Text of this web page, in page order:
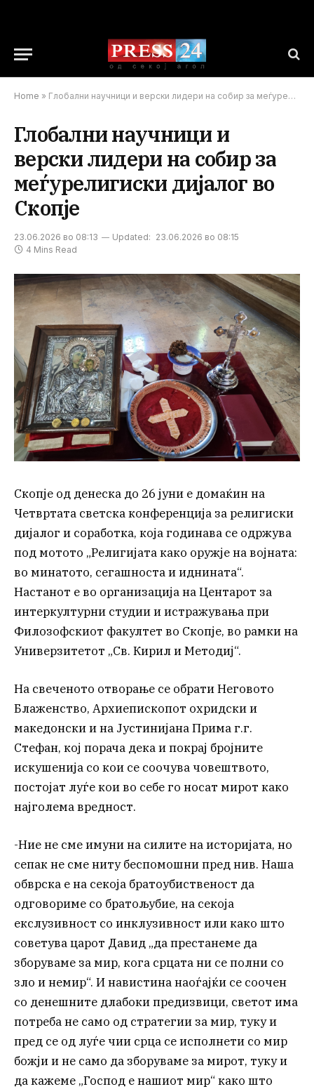
Home » Глобални научници и верски лидери на собир за меѓурелигиски дијалог во Скопје
Глобални научници и
верски лидери на собир за
меѓурелигиски дијалог во
Скопје
23.06.2026 во 08:13 Updated: 23.06.2026 во 08:15
4 Mins Read
Скопје од денеска до 26 јуни е домаќин на
Четвртата светска конференција за религиски
дијалог и соработка, која годинава се одржува
под мотото „Религијата како оружје на војната:
во минатото, сегашноста и иднината“.
Настанот е во организација на Центарот за
интеркултурни студии и истражувања при
Филозофскиот факултет во Скопје, во рамки на
Универзитетот „Св. Кирил и Методиј“.
На свеченото отворање се обрати Неговото
Блаженство, Архиепископот охридски и
македонски и на Јустинијана Прима г.г.
Стефан, кој порача дека и покрај бројните
искушенија со кои се соочува човештвото,
постојат луѓе кои во себе го носат мирот како
најголема вредност.
-Ние не сме имуни на силите на историјата, но
сепак не сме ниту беспомошни пред нив. Наша
обврска е на секоја братоубиственост да
одговориме со братољубие, на секоја
екслузивност со инклузивност или како што
советува царот Давид „да престанеме да
зборуваме за мир, кога срцата ни се полни со
зло и немир“. И навистина наоѓајќи се соочен
со денешните длабоки предизвици, светот има
потреба не само од стратегии за мир, туку и
пред се од луѓе чии срца се исполнети со мир
божји и не само да зборуваме за мирот, туку и
да кажеме „Господ е нашиот мир“ како што